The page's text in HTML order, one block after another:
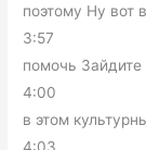
поэтому Ну вот
3:57
помочь Зайдите
4:00
в этом
4:03